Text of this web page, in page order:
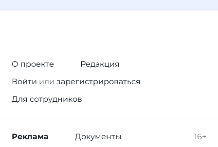
О проекте
Редакция
Войти или зарегистрироваться
Для сотрудников
16+
Реклама Документы